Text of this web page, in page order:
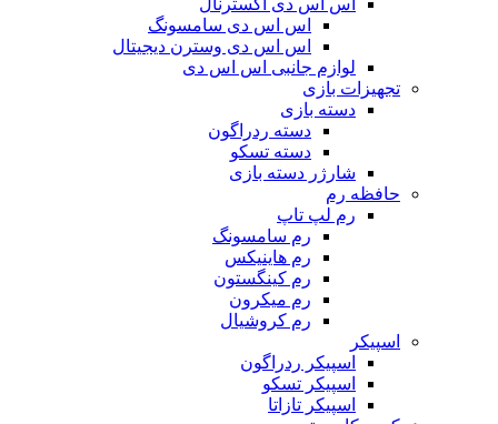
اس اس دی اکسترنال
اس اس دی سامسونگ
اس اس دی وسترن دیجیتال
لوازم جانبی اس اس دی
تجهیزات بازی
دسته بازی
دسته ردراگون
دسته تسکو
شارژر دسته بازی
حافظه رم
رم لپ تاپ
رم سامسونگ
رم هاینیکس
رم کینگستون
رم میکرون
رم کروشیال
اسپیکر
اسپیکر ردراگون
اسپیکر تسکو
اسپیکر تازاتا